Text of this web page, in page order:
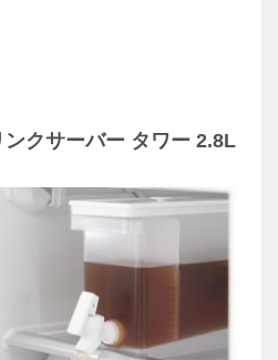
クサーバー タワー 2.8L